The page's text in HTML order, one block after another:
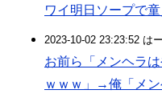
ワイ明日ソープで
2023-10-02 23:23:52 は
お前ら「メンヘラ
ｗｗｗ」→俺「メン